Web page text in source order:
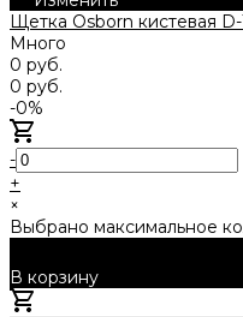
Щетка Osborn кистевая
Много
0 руб.
0 руб.
-0%
-
+
×
Выбрано максимальное
В корзину